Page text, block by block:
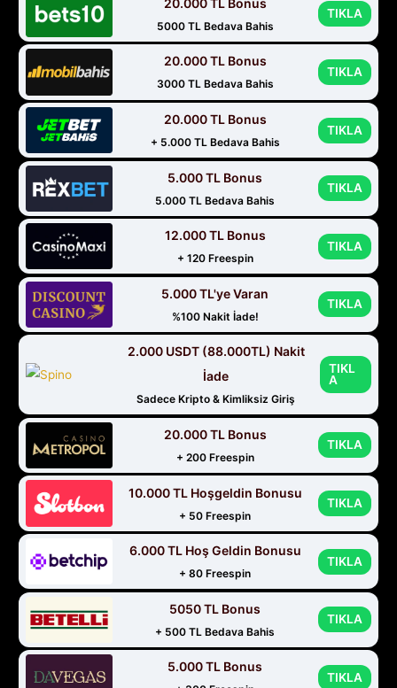
5000 TL Bedava Bahis
TIKLA
20.000 TL Bonus
3000 TL Bedava Bahis
TIKLA
20.000 TL Bonus
+ 5.000 TL Bedava Bahis
TIKLA
5.000 TL Bonus
5.000 TL Bedava Bahis
TIKLA
12.000 TL Bonus
+ 120 Freespin
TIKLA
5.000 TL'ye Varan
%100 Nakit İade!
TIKLA
2.000 USDT (88.000TL) Nakit
İade
Sadece Kripto & Kimliksiz Giriş
TIKL
A
20.000 TL Bonus
+ 200 Freespin
TIKLA
10.000 TL Hoşgeldin Bonusu
+ 50 Freespin
TIKLA
6.000 TL Hoş Geldin Bonusu
+ 80 Freespin
TIKLA
5050 TL Bonus
+ 500 TL Bedava Bahis
TIKLA
5.000 TL Bonus
TIKLA